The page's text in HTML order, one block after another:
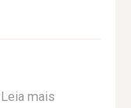
Leia mais